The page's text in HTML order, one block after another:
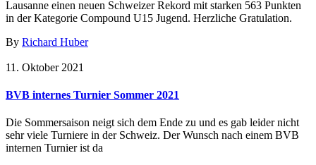
Lausanne einen neuen Schweizer Rekord mit starken 563 Punkten
in der Kategorie Compound U15 Jugend. Herzliche Gratulation.
By Richard Huber
11. Oktober 2021
BVB internes Turnier Sommer 2021
Die Sommersaison neigt sich dem Ende zu und es gab leider nicht
sehr viele Turniere in der Schweiz. Der Wunsch nach einem BVB
internen Turnier ist da